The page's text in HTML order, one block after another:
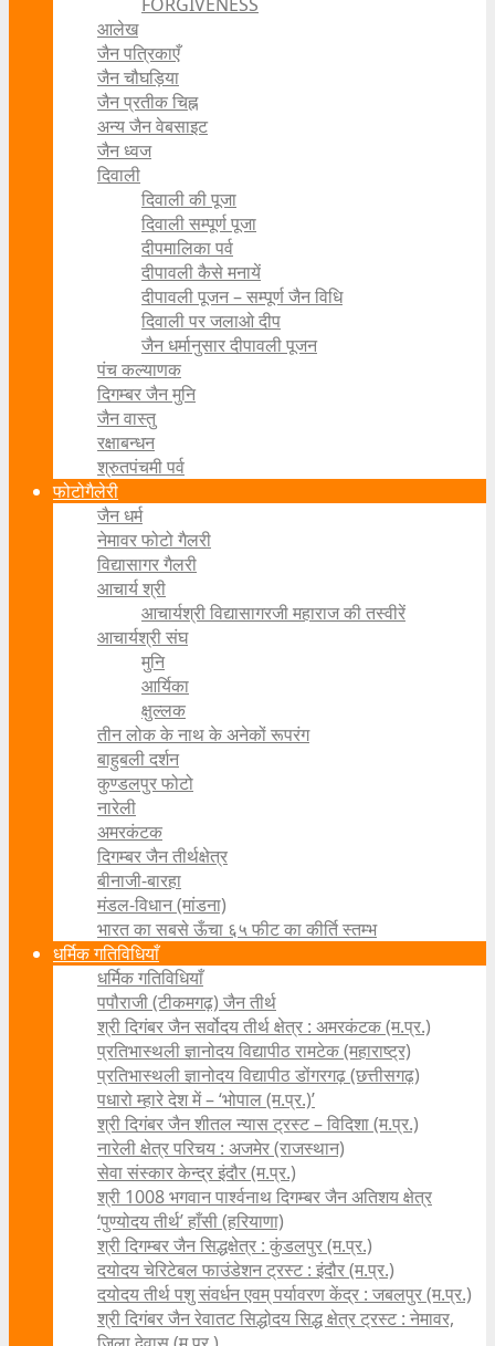
आलेख
जैन पत्रिकाएँ
जैन चौघड़िया
जैन प्रतीक चिह्न
अन्य जैन वेबसाइट
जैन ध्वज
दिवाली
दिवाली की पूजा
दिवाली सम्पूर्ण पूजा
दीपमालिका पर्व
दीपावली कैसे मनायें
दीपावली पूजन – सम्पूर्ण जैन विधि
दिवाली पर जलाओ दीप
जैन धर्मानुसार दीपावली पूजन
पंच कल्याणक
दिगम्बर जैन मुनि
जैन वास्तु
रक्षाबन्धन
श्रुतपंचमी पर्व
फोटोगैलेरी
जैन धर्म
नेमावर फोटो गैलरी
विद्यासागर गैलरी
आचार्य श्री
आचार्यश्री विद्यासागरजी महाराज की तस्वीरें
आचार्यश्री संघ
मुनि
आर्यिका
क्षुल्लक
तीन लोक के नाथ के अनेकों रूपरंग
बाहुबली दर्शन
कुण्डलपुर फोटो
नारेली
अमरकंटक
दिगम्बर जैन तीर्थक्षेत्र
बीनाजी-बारहा
मंडल-विधान (मांडना)
भारत का सबसे ऊँचा ६५ फीट का कीर्ति स्तम्भ
धर्मिक गतिविधियाँ
धर्मिक गतिविधियाँ
पपौराजी (टीकमगढ़) जैन तीर्थ
श्री दिगंबर जैन सर्वोदय तीर्थ क्षेत्र : अमरकंटक (म.प्र.)
प्रतिभास्थली ज्ञानोदय विद्यापीठ रामटेक (महाराष्ट्र)
प्रतिभास्थली ज्ञानोदय विद्यापीठ डोंगरगढ़ (छत्तीसगढ़)
पधारो म्हारे देश में – ‘भोपाल (म.प्र.)’
श्री दिगंबर जैन शीतल न्यास ट्रस्ट – विदिशा (म.प्र.)
नारेली क्षेत्र परिचय : अजमेर (राजस्थान)
सेवा संस्कार केन्द्र इंदौर (म.प्र.)
श्री 1008 भगवान पार्श्वनाथ दिगम्बर जैन अतिशय क्षे‍त्र
‘पुण्योदय तीर्थ’ हाँसी (हरियाणा)
श्री दिगम्बर जैन सिद्धक्षेत्र : कुंडलपुर (म.प्र.)
दयोदय चेरिटेबल फाउंडेशन ट्रस्ट : इंदौर (म.प्र.)
दयोदय तीर्थ पशु संवर्धन एवम्‌ पर्यावरण केंद्र : जबलपुर (म.प्र.)
श्री दिगंबर जैन रेवातट सिद्धोदय सिद्ध क्षेत्र ट्रस्ट : नेमावर,